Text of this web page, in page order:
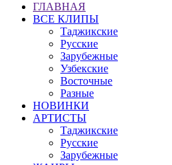
ГЛАВНАЯ
ВСЕ КЛИПЫ
Таджикские
Русские
Зарубежные
Узбекские
Восточные
Разные
НОВИНКИ
АРТИСТЫ
Таджикские
Русские
Зарубежные